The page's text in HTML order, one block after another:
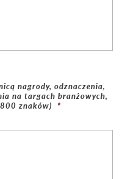
nagrody, odznaczenia,
na targach branżowych,
znaków)
*